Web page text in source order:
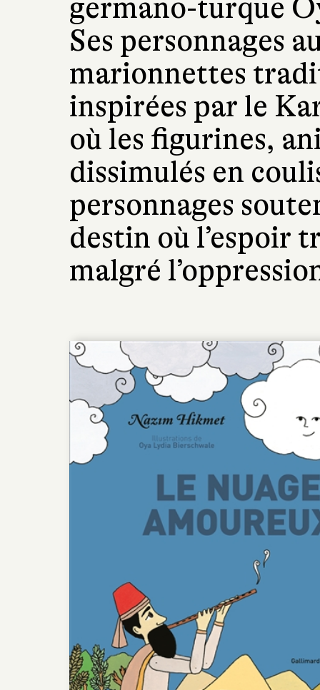
germano-turque
Ses personnages
marionnettes
inspirées par le
où les figurines,
dissimulés en
personnages
destin où l’espoir
malgré